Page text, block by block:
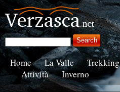
Home La Valle Trekking
Attività
Inverno